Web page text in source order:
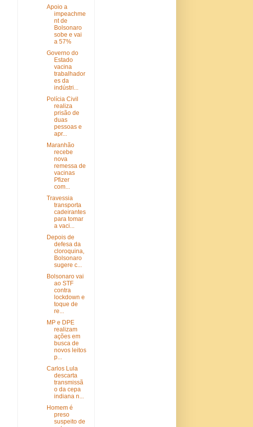
Apoio a
impeachme
nt de
Bolsonaro
sobe e vai
a 57%
Governo do
Estado
vacina
trabalhador
es da
indústri...
Polícia Civil
realiza
prisão de
duas
pessoas e
apr...
Maranhão
recebe
nova
remessa de
vacinas
Pfizer
com...
Travessia
transporta
cadeirantes
para tomar
a vaci...
Depois de
defesa da
cloroquina,
Bolsonaro
sugere c...
Bolsonaro vai
ao STF
contra
lockdown e
toque de
re...
MP e DPE
realizam
ações em
busca de
novos leitos
p...
Carlos Lula
descarta
transmissã
o da cepa
indiana n...
Homem é
preso
suspeito de